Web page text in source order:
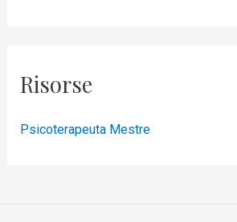
Risorse
Psicoterapeuta Mestre